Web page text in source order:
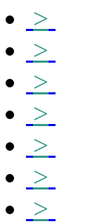
>
>
>
>
>
>
>